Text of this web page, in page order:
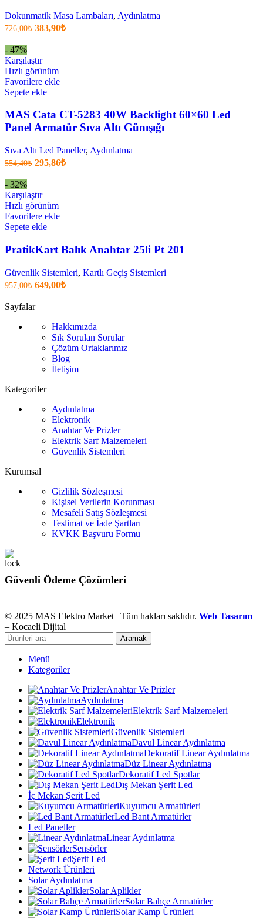
Dokunmatik Masa Lambaları, Aydınlatma
726,00₺ Orijinal
383,90₺Şu
- 47%
Karşılaştır
Hızlı görünüm
Favorilere ekle
Sepete ekle
MAS Cata CT-5283 40W Backlight 60×60 Led
Panel Armatür Sıva Altı Günışığı
Sıva Altı Led Paneller, Aydınlatma
554,40₺ Orijinal
295,86₺Şu
- 32%
Karşılaştır
Hızlı görünüm
Favorilere ekle
Sepete ekle
PratikKart Balık Anahtar 25li Pt 201
Güvenlik Sistemleri, Kartlı Geçiş Sistemleri
957,00₺ Orijinal
957,00₺.
649,00₺Şu
.
Sayfalar
Hakkımızda
Sık Sorulan Sorular
Çözüm Ortaklarımız
Blog
İletişim
Kategoriler
Aydınlatma
Elektronik
Anahtar Ve Prizler
Elektrik Sarf Malzemeleri
Güvenlik Sistemleri
Kurumsal
Gizlilik Sözleşmesi
Kişisel Verilerin Korunması
Mesafeli Satış Sözleşmesi
Teslimat ve İade Şartları
KVKK Başvuru Formu
Güvenli Ödeme Çözümleri
© 2025 MAS Elektro Market | Tüm hakları saklıdır. Web Tasarım
– Kocaeli Dijital
Aramak
Menü
Kategoriler
Anahtar Ve Prizler
Aydınlatma
Elektrik Sarf Malzemeleri
Elektronik
Güvenlik Sistemleri
Davul Linear Aydınlatma
Dekoratif Linear Aydınlatma
Düz Linear Aydınlatma
Dekoratif Led Spotlar
Dış Mekan Şerit Led
İç Mekan Şerit Led
Kuyumcu Armatürleri
Led Bant Armatürler
Led Paneller
Linear Aydınlatma
Sensörler
Şerit Led
Network Ürünleri
Solar Aydınlatma
Solar Aplikler
Solar Bahçe Armatürler
Solar Kamp Ürünleri